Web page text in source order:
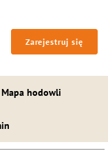
Zarejestruj się
Mapa hodowli